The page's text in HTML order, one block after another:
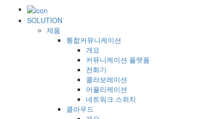
SOLUTION
제품
통합커뮤니케이션
개요
커뮤니케이션 플랫폼
전화기
콜라보레이션
어플리케이션
네트워크 스위치
클라우드